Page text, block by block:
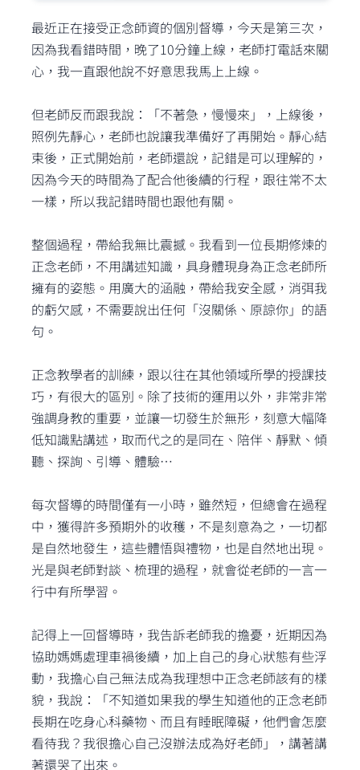
最近正在接受正念師資的個別督導，今天是第三次，
因為我看錯時間，晚了10分鐘上線，老師打電話來關
心，我一直跟他說不好意思我馬上上線。
但老師反而跟我說：「不著急，慢慢來」，上線後，
照例先靜心，老師也說讓我準備好了再開始。靜心結
束後，正式開始前，老師還說，記錯是可以理解的，
因為今天的時間為了配合他後續的行程，跟往常不太
一樣，所以我記錯時間也跟他有關。
整個過程，帶給我無比震撼。我看到一位長期修煉的
正念老師，不用講述知識，具身體現身為正念老師所
擁有的姿態。用廣大的涵融，帶給我安全感，消弭我
的虧欠感，不需要說出任何「沒關係、原諒你」的語
句。
正念教學者的訓練，跟以往在其他領域所學的授課技
巧，有很大的區別。除了技術的運用以外，非常非常
強調身教的重要，並讓一切發生於無形，刻意大幅降
低知識點講述，取而代之的是同在、陪伴、靜默、傾
聽、探詢、引導、體驗⋯
每次督導的時間僅有一小時，雖然短，但總會在過程
中，獲得許多預期外的收穫，不是刻意為之，一切都
是自然地發生，這些體悟與禮物，也是自然地出現。
光是與老師對談、梳理的過程，就會從老師的一言一
行中有所學習。
記得上一回督導時，我告訴老師我的擔憂，近期因為
協助媽媽處理車禍後續，加上自己的身心狀態有些浮
動，我擔心自己無法成為我理想中正念老師該有的樣
貌，我說：「不知道如果我的學生知道他的正念老師
長期在吃身心科藥物、而且有睡眠障礙，他們會怎麼
看待我？我很擔心自己沒辦法成為好老師」，講著講
著還哭了出來。